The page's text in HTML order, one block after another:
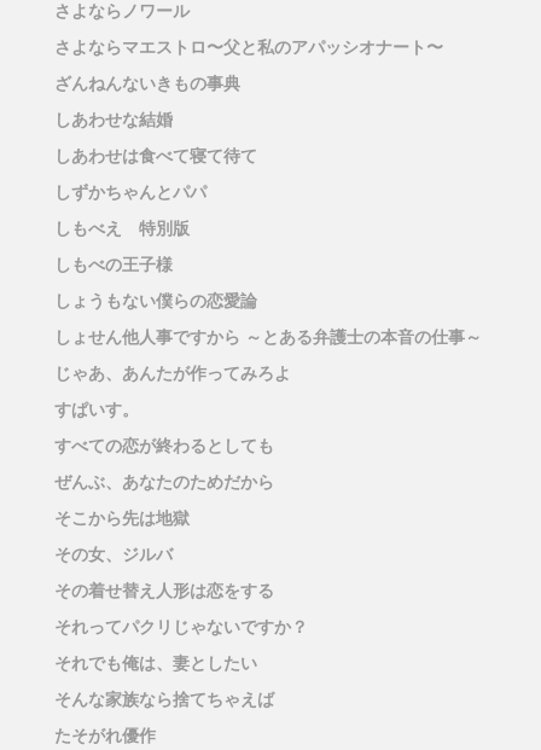
さよならノワール
さよならマエストロ〜父と私のアパッシオナート〜
ざんねんないきもの事典
しあわせな結婚
しあわせは食べて寝て待て
しずかちゃんとパパ
しもべえ 特別版
しもべの王子様
しょうもない僕らの恋愛論
しょせん他人事ですから ～とある弁護士の本音の仕事～
じゃあ、あんたが作ってみろよ
すぱいす。
すべての恋が終わるとしても
ぜんぶ、あなたのためだから
そこから先は地獄
その女、ジルバ
その着せ替え人形は恋をする
それってパクリじゃないですか？
それでも俺は、妻としたい
そんな家族なら捨てちゃえば
たそがれ優作